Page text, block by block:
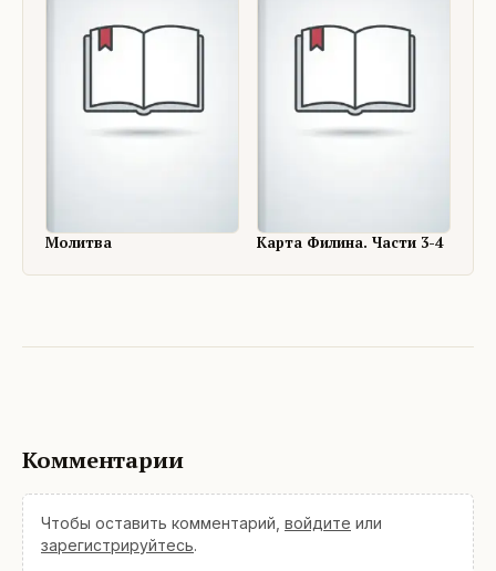
Молитва Карта Филина. Части 3-4
Комментарии
Чтобы оставить комментарий, войдите или
зарегистрируйтесь.